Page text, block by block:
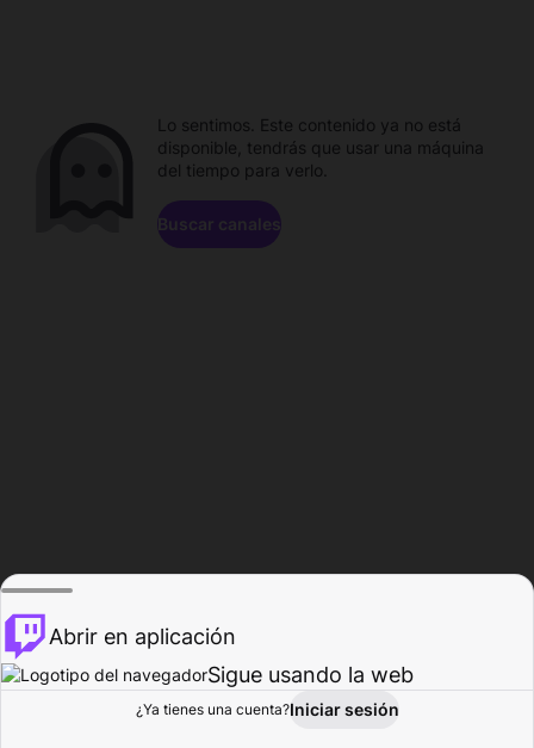
Explorar Actividad
Lo sentimos. Este contenido ya no está
disponible, tendrás que usar una máquina
del tiempo para verlo.
Buscar canales
Abrir en aplicación
Sigue usando la web
¿Ya tienes una cuenta?Iniciar sesión